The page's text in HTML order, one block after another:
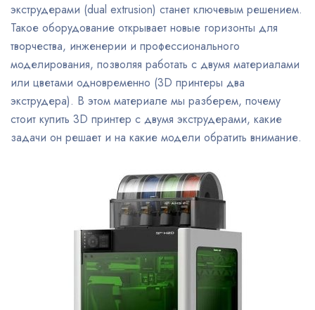
экструдерами (dual extrusion) станет ключевым решением.
Такое оборудование открывает новые горизонты для
творчества, инженерии и профессионального
моделирования, позволяя работать с двумя материалами
или цветами одновременно (3D принтеры два
экструдера). В этом материале мы разберем, почему
стоит купить 3D принтер с двумя экструдерами, какие
задачи он решает и на какие модели обратить внимание.